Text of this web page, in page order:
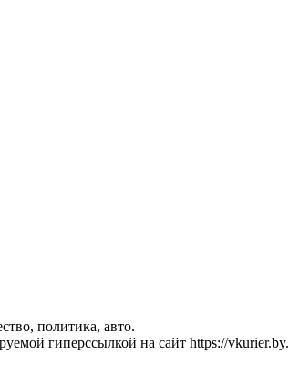
политика, авто.
гиперссылкой на сайт https://vkurier.by.